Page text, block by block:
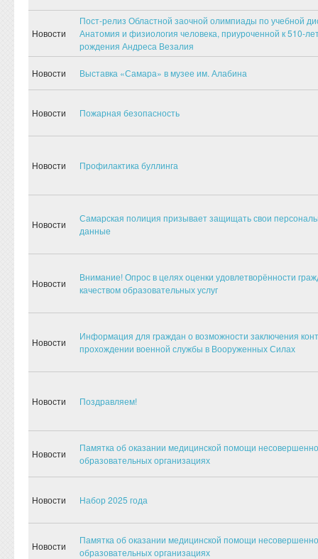
Новости
Пост-релиз Областной заочной олимпиады по учебной
Анатомия и физиология человека, приуроченной к 510-
рождения Андреса Везалия
Новости Выставка «Самара» в музее им. Алабина
Новости Пожарная безопасность
Новости Профилактика буллинга
Новости
Самарская полиция призывает защищать свои
данные
Новости
Внимание! Опрос в целях оценки удовлетворённости
качеством образовательных услуг
Новости
Информация для граждан о возможности заключения
прохождении военной службы в Вооруженных Силах
Новости Поздравляем!
Новости
Памятка об оказании медицинской помощи
образовательных организациях
Новости Набор 2025 года
Новости
Памятка об оказании медицинской помощи
образовательных организациях